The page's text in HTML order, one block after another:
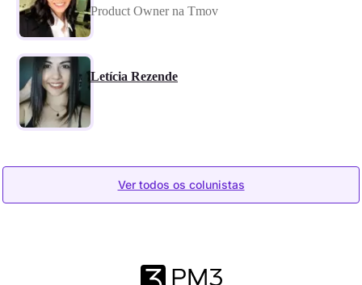
Product Owner na Tmov
Letícia Rezende
Ver todos os colunistas